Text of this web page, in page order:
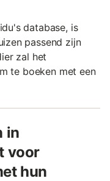
database, is
passend zijn
zal het
te boeken met een
in
voor
hun